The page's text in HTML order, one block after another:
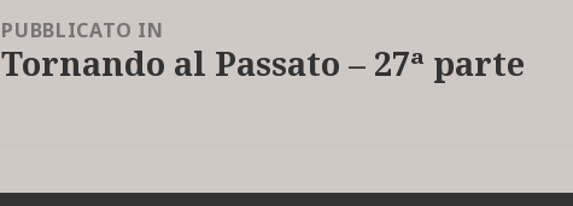
PUBBLICATO IN
Tornando al Passato – 27ª parte